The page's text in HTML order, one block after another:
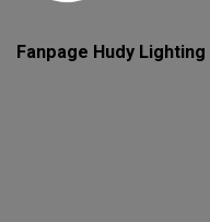
Fanpage Hudy Lighting